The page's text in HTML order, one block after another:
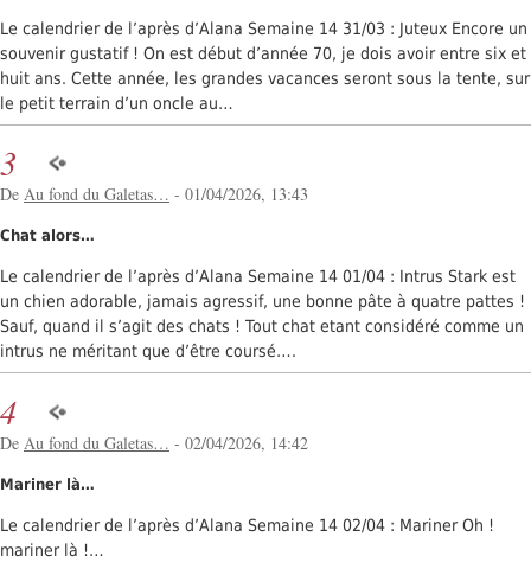
Le calendrier de l’après d’Alana Semaine 14 31/03 : Juteux Encore un
souvenir gustatif ! On est début d’année 70, je dois avoir entre six et
huit ans. Cette année, les grandes vacances seront sous la tente, sur
le petit terrain d’un oncle au…
3
De Au fond du Galetas… - 01/04/2026, 13:43
Chat alors…
Le calendrier de l’après d’Alana Semaine 14 01/04 : Intrus Stark est
un chien adorable, jamais agressif, une bonne pâte à quatre pattes !
Sauf, quand il s’agit des chats ! Tout chat etant considéré comme un
intrus ne méritant que d’être coursé….
4
De Au fond du Galetas… - 02/04/2026, 14:42
Mariner là…
Le calendrier de l’après d’Alana Semaine 14 02/04 : Mariner Oh !
mariner là !…